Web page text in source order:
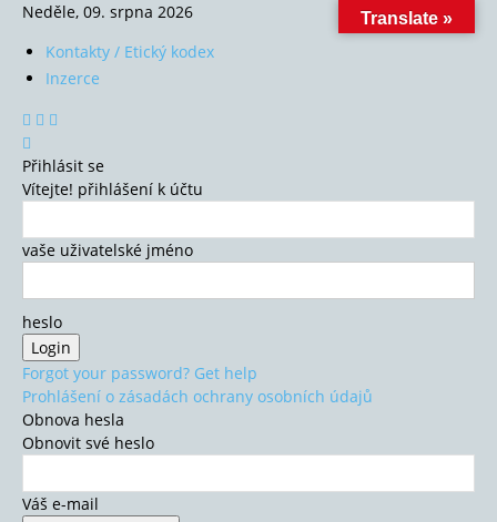
Neděle, 09. srpna 2026
Kontakty / Etický kodex
Inzerce
Přihlásit se
Vítejte! přihlášení k účtu
vaše uživatelské jméno
heslo
Forgot your password? Get help
Prohlášení o zásadách ochrany osobních údajů
Obnova hesla
Obnovit své heslo
Váš e-mail
Translate »